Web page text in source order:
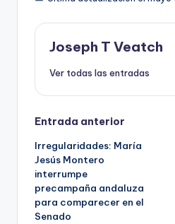
Joseph T Veatch
Ver todas las entradas
Navegación
de
entradas
Entrada anterior
Irregularidades: María
Jesús Montero
interrumpe
precampaña andaluza
para comparecer en el
Senado